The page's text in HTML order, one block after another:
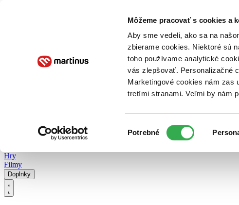
Môžeme pracovať s cookies a
Aby sme vedeli, ako sa na
zbierame cookies. Niektoré sú
toho používame analytické
vás zlepšovať. Personalizačné
Marketingové cookies nám zas
tretími stranami. Veľmi by nám
súhlasu
Potrebné
Poukážky Kontakt
Hry
Filmy
Doplnky